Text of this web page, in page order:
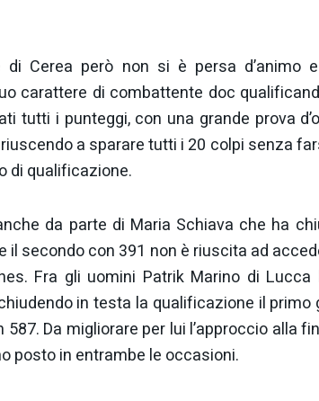
di Cerea però non si è persa d’animo
carattere di combattente doc
tutti i punteggi, con una grande prova
a sparare tutti i 20 colpi senza
di qualificazione.
da parte di Maria Schiava che ha
il secondo con 391 non è riuscita ad
Fra gli uomini Patrik Marino di
in testa la qualificazione il primo
Da migliorare per lui l’approccio alla
posto in entrambe le occasioni.